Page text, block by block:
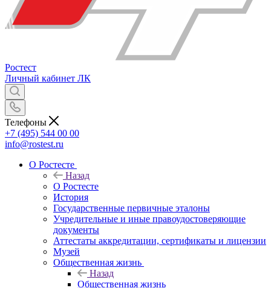
Ростест
Личный кабинет ЛК
Телефоны
+7 (495) 544 00 00
info@rostest.ru
О Ростесте
Назад
О Ростесте
История
Государственные первичные эталоны
Учредительные и иные правоудостоверяющие
документы
Аттестаты аккредитации, сертификаты и лицензии
Музей
Общественная жизнь
Назад
Общественная жизнь